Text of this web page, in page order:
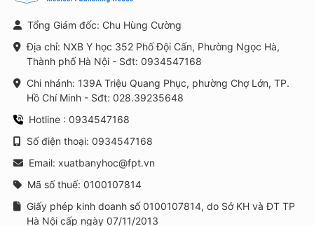
Tổng Giám đốc: Chu Hùng Cường
Địa chỉ: NXB Y học 352 Phố Đội Cấn, Phường Ngọc Hà,
Thành phố Hà Nội - Sđt: 0934547168
Chi nhánh: 139A Triệu Quang Phục, phường Chợ Lớn, TP.
Hồ Chí Minh - Sđt: 028.39235648
Hotline : 0934547168
Số điện thoại: 0934547168
Email: xuatbanyhoc@fpt.vn
Mã số thuế: 0100107814
Giấy phép kinh doanh số 0100107814, do Sở KH và ĐT TP
Hà Nội cấp ngày 07/11/2013